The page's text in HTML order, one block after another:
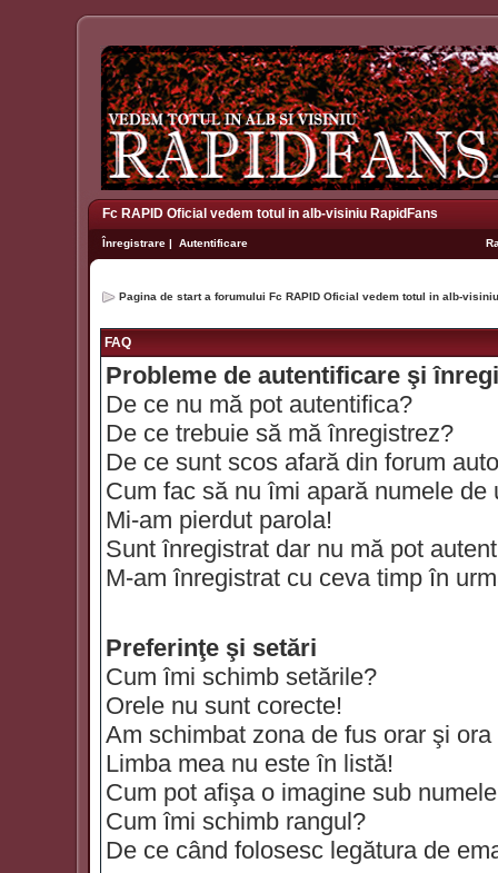
Fc RAPID Oficial vedem totul in alb-visiniu RapidFans
Înregistrare | Autentificare
Pagina de start a forumului Fc RAPID Oficial vedem totul in alb-
FAQ
Probleme de autentificare şi
De ce nu mă pot autentifica?
De ce trebuie să mă înregistrez?
De ce sunt scos afară din forum
Cum fac să nu îmi apară numele
Mi-am pierdut parola!
Sunt înregistrat dar nu mă pot
M-am înregistrat cu ceva timp în
Preferinţe şi setări
Cum îmi schimb setările?
Orele nu sunt corecte!
Am schimbat zona de fus orar şi
Limba mea nu este în listă!
Cum pot afişa o imagine sub
Cum îmi schimb rangul?
De ce când folosesc legătura de